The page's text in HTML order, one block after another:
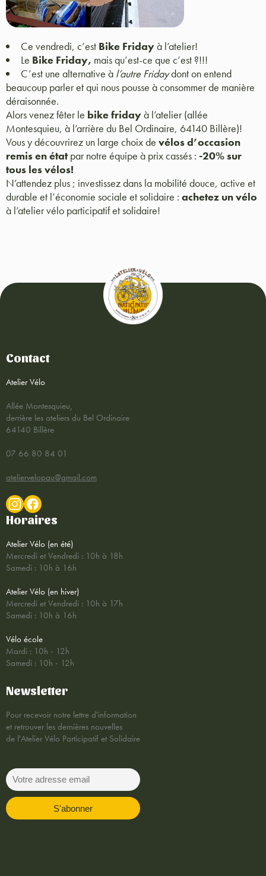
Ce vendredi, c’est Bike Fridayà l’atelier!
Le Bike Friday, mais qu’est-ce que c’est ?!!!
C’est une alternative à l’autre Fridaydont on entend
beaucoup parler et qui nous pousse à consommer de manière
déraisonnée.
Alors venez fêter le bike fridayà l’atelier (allée
Montesquieu, à l’arrière du Bel Ordinaire, 64140 Billère)!
Vous y découvrirez un large choix de vélos d’occasion
remis en étatpar notre équipe à prix cassés : -20% sur
tous les vélos!
N’attendez plus ; investissez dans la mobilité douce, active et
durable et l’économie sociale et solidaire : achetez un vélo
à l’atelier vélo participatif et solidaire!
Contact
Atelier Vélo
Allée Montesquieu,
derrière les ateliers du Bel Ordinaire
64140 Billère
07 66 80 84 01
ateliervelopau@gmail.com
Horaires
Atelier Vélo (en été)
Mercredi et Vendredi : 10h à 18h
Samedi : 10h à 16h
Atelier Vélo (en hiver)
Mercredi et Vendredi : 10h à 17h
Samedi : 10h à 16h
Vélo école
Mardi : 10h - 12h
Samedi : 10h - 12h
Newsletter
Pour recevoir notre lettre d'information
et retrouver les dernières nouvelles
de l'Atelier Vélo Participatif et Solidaire